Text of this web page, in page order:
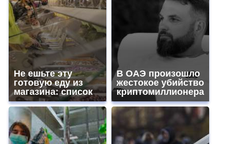
Не ешьте эту
готовую еду из
магазина: список
В ОАЭ произошло
жестокое убийство
криптомиллионера